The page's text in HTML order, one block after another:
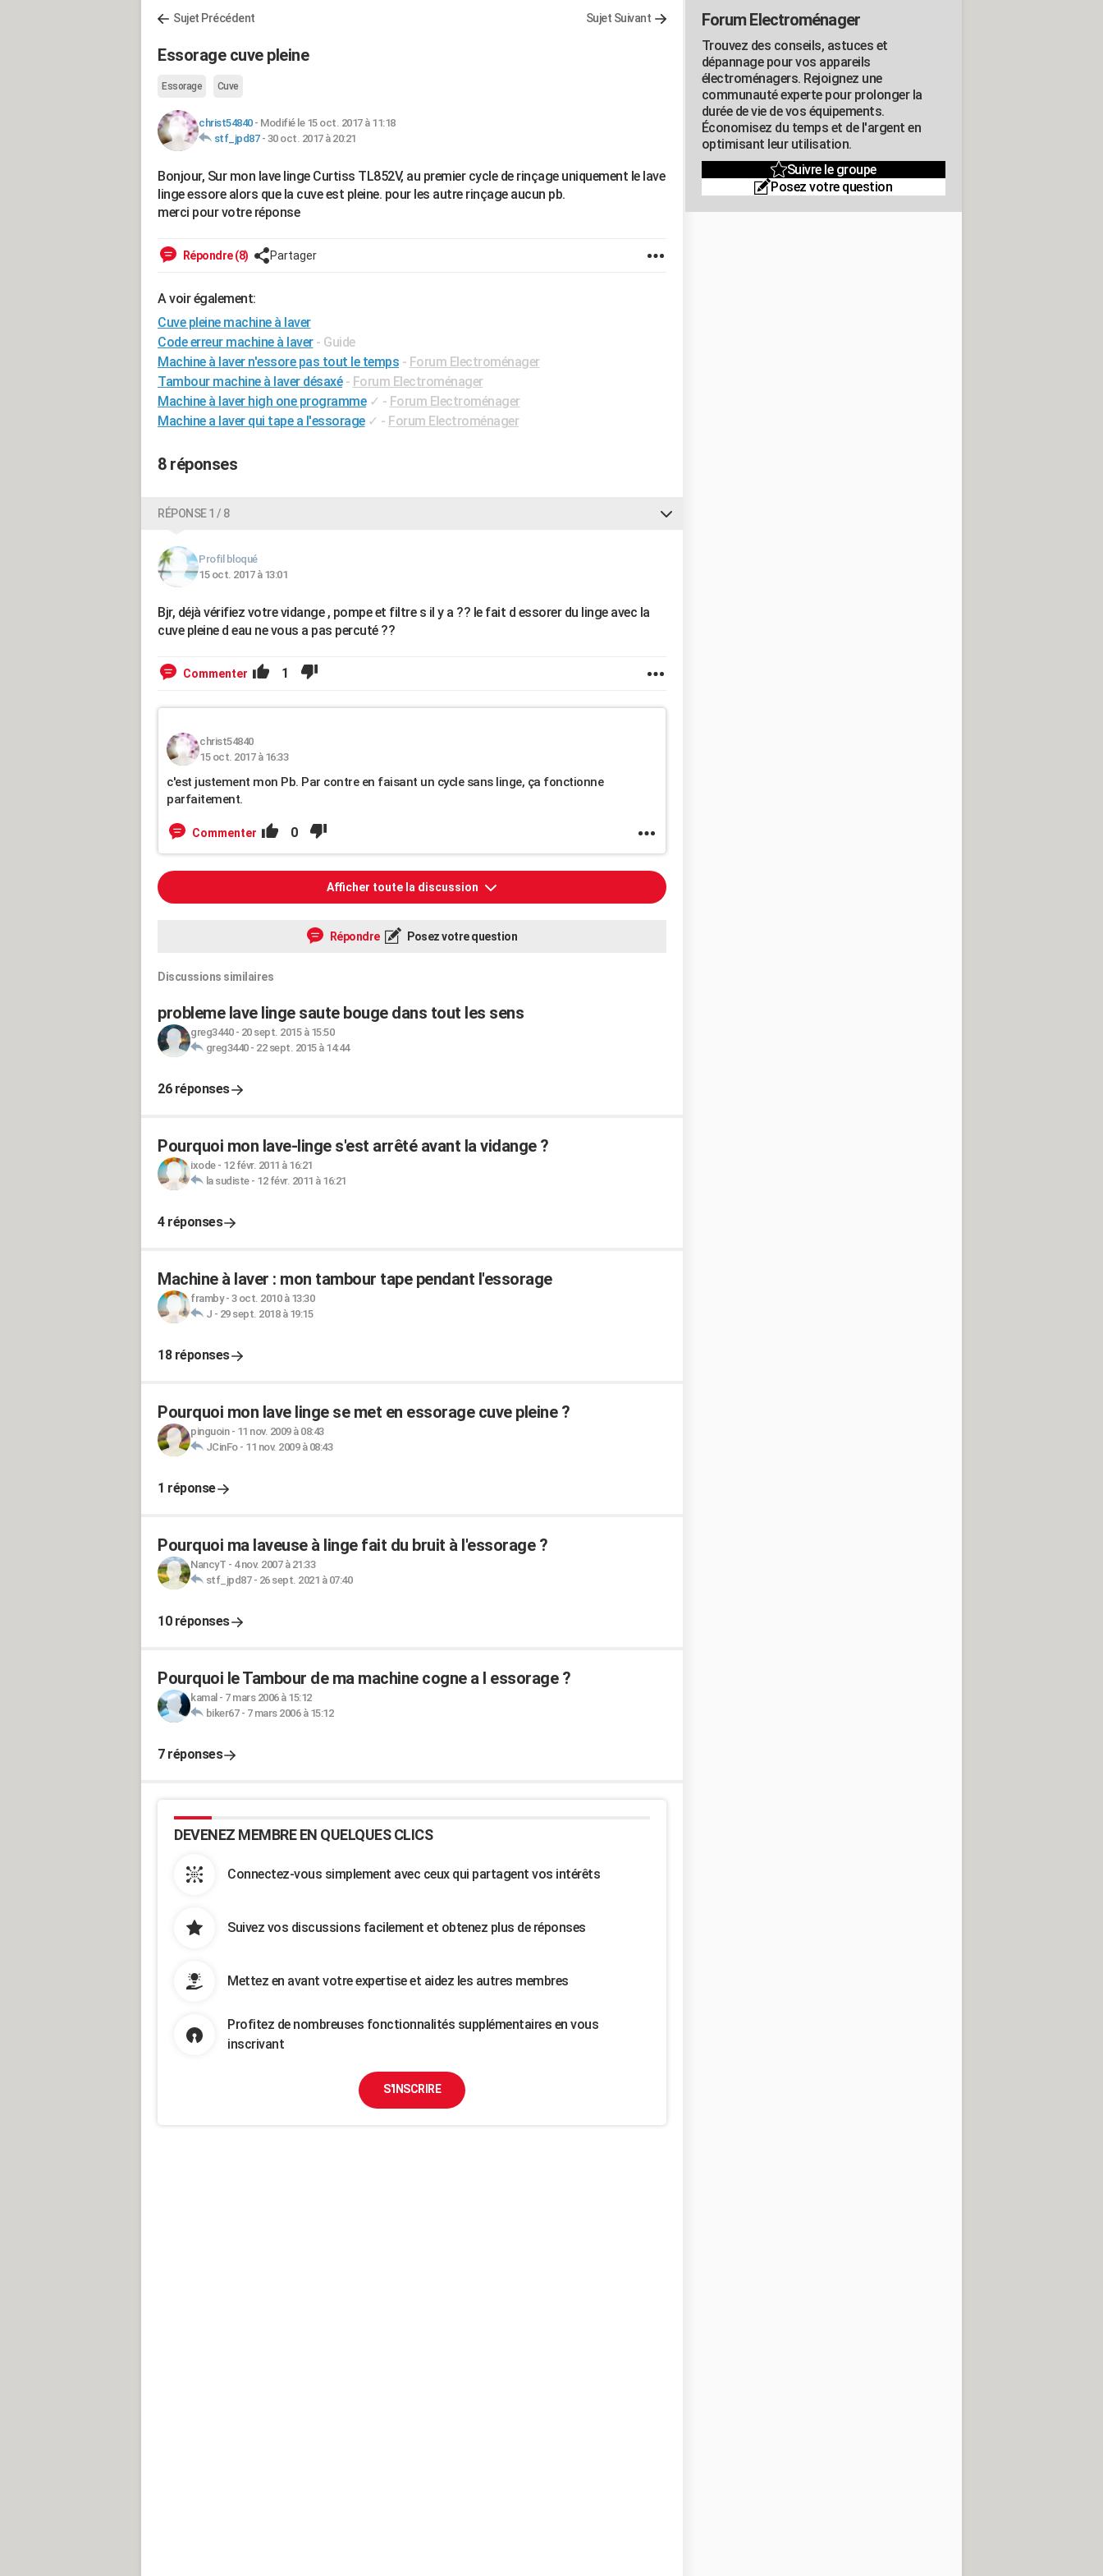
Sujet Précédent Sujet Suivant
Essorage cuve pleine
Essorage Cuve
christ54840- Modifié le 15 oct. 2017 à 11:18
stf_jpd87- 30 oct. 2017 à 20:21
Bonjour, Sur mon lave linge Curtiss TL852V, au premier cycle de rinçage uniquement le lave
linge essore alors que la cuve est pleine. pour les autre rinçage aucun pb.
merci pour votre réponse
Répondre (8) Partager
A voir également:
Cuve pleine machine à laver
Code erreur machine à laver - Guide
Machine à laver n'essore pas tout le temps - Forum Electroménager
Tambour machine à laver désaxé - Forum Electroménager
Machine à laver high one programme ✓ - Forum Electroménager
Machine a laver qui tape a l'essorage ✓ - Forum Electroménager
8 réponses
RÉPONSE 1 / 8
Profil bloqué
15 oct. 2017 à 13:01
Bjr, déjà vérifiez votre vidange , pompe et filtre s il y a ?? le fait d essorer du linge avec la
cuve pleine d eau ne vous a pas percuté ??
Commenter 1
christ54840
15 oct. 2017 à 16:33
c'est justement mon Pb. Par contre en faisant un cycle sans linge, ça fonctionne
parfaitement.
Commenter 0
Afficher toute la discussion
Répondre Posez votre question
Discussions similaires
probleme lave linge saute bouge dans tout les sens
greg3440- 20 sept. 2015 à 15:50
greg3440- 22 sept. 2015 à 14:44
26 réponses
Pourquoi mon lave-linge s'est arrêté avant la vidange ?
ixode- 12 févr. 2011 à 16:21
la sudiste- 12 févr. 2011 à 16:21
4 réponses
Machine à laver : mon tambour tape pendant l'essorage
framby- 3 oct. 2010 à 13:30
J - 29 sept. 2018 à 19:15
18 réponses
Pourquoi mon lave linge se met en essorage cuve pleine ?
pinguoin- 11 nov. 2009 à 08:43
JCinFo- 11 nov. 2009 à 08:43
1 réponse
Pourquoi ma laveuse à linge fait du bruit à l'essorage ?
NancyT - 4 nov. 2007 à 21:33
stf_jpd87- 26 sept. 2021 à 07:40
10 réponses
Pourquoi le Tambour de ma machine cogne a l essorage ?
kamal - 7 mars 2006 à 15:12
biker67- 7 mars 2006 à 15:12
7 réponses
DEVENEZ MEMBRE EN QUELQUES CLICS
Connectez-vous simplement avec ceux qui partagent vos intérêts
Suivez vos discussions facilement et obtenez plus de réponses
Mettez en avant votre expertise et aidez les autres membres
Profitez de nombreuses fonctionnalités supplémentaires en vous
inscrivant
S'INSCRIRE
Forum Electroménager
Trouvez des conseils, astuces et
dépannage pour vos appareils
électroménagers. Rejoignez une
communauté experte pour prolonger la
durée de vie de vos équipements.
Économisez du temps et de l'argent en
optimisant leur utilisation.
Suivre le groupe
Posez votre question